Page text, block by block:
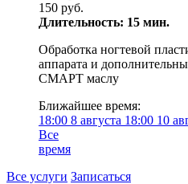
150 руб.
Длительность: 15 мин.
Обработка ногтевой
аппарата и
СМАРТ маслу
Ближайшее время:
18:00 8 августа 18:00 10
Все
время
Все услуги Записаться